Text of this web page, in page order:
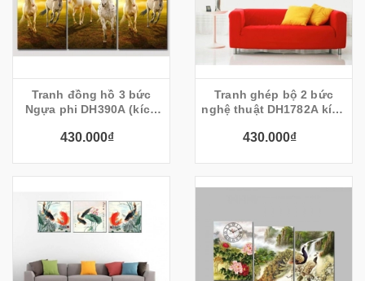
Tranh đồng hồ 3 bức
Ngựa phi DH390A (kích
430.000₫
Tranh ghép bộ 2 bức
nghệ thuật DH1782A kích
430.000₫